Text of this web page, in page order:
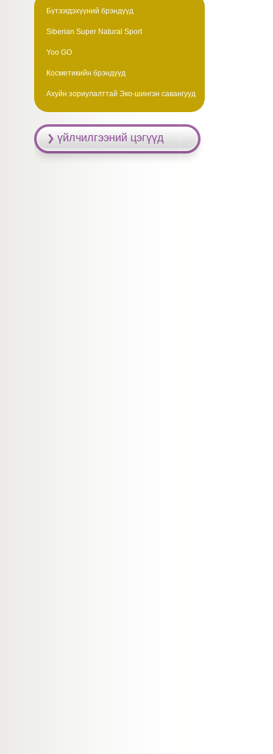
Бүтээгдэхүүний брэндүүд
Siberian Super Natural Sport
Yoo GO
Косметикийн брэндүүд
Ахуйн зориулалттай Эко-шингэн савангууд
үйлчилгээний цэгүүд